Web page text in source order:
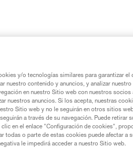
su diferencia se
consejo antes de
para poder comprender
Confirme a
y/o tecnologías similares para garantizar el
nuestro contenido y anuncios, y analizar
en nuestro Sitio web con nuestros socios
nuestros anuncios. Si los acepta, nuestras
Sitio web y no le seguirán en otros sitios
a través de su navegación. Puede retirar
en el enlace "Configuración de cookies",
todas o parte de estas cookies puede afectar a
le impedirá acceder a nuestro Sitio web.